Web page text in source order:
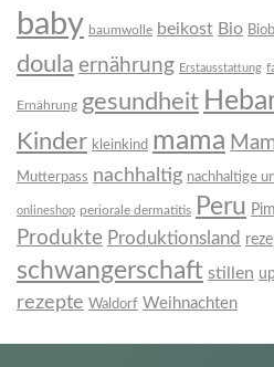
baby baumwolle beikost Bio
doula ernährung Erstausstattung
Ernährung gesundheit
Kinder kleinkind mama
Mutterpass nachhaltig nachhaltige
onlineshop periorale dermatitis Peru
Produkte Produktionsland
schwangerschaft stillen
rezepte Waldorf Weihnachten